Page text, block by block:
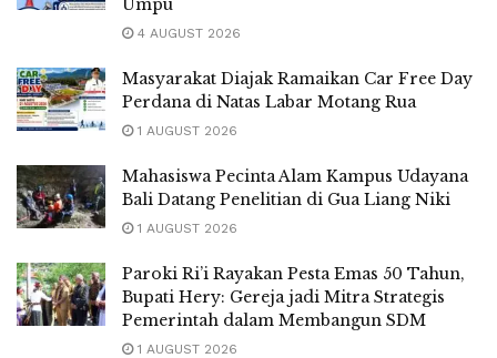
Umpu
4 AUGUST 2026
Masyarakat Diajak Ramaikan Car Free Day
Perdana di Natas Labar Motang Rua
1 AUGUST 2026
Mahasiswa Pecinta Alam Kampus Udayana
Bali Datang Penelitian di Gua Liang Niki
1 AUGUST 2026
Paroki Ri’i Rayakan Pesta Emas 50 Tahun,
Bupati Hery: Gereja jadi Mitra Strategis
Pemerintah dalam Membangun SDM
1 AUGUST 2026